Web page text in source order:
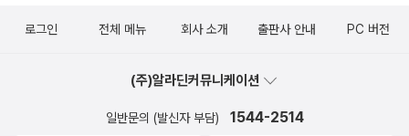
미적분에 대한 개념학습꼼꼼하게 해주기 위해 숨마쿰라우데 수학기
이칸까지 제공했다간 교재가 정말 두툼해지겠다 싶긴 해요~~​​빈칸을
요!!​​단원이 끝나면 exercises A, B로 시험을 대비해 볼 수 있는문제
들을 연습해 볼 수가 있어요. ​​ exercises A에서는 문제에 해당 개념
확실하게 이해하고 다음 단계로 갈 수 있어 좋은 것 같아요.단원으로
문제를 풀어보며 개념이해가 잘 되었고 내실력이 어느 정도인지를 체
넘어가 좀더 깊이있게 사고를 확장해 볼 수 있도록 심화 연계학습을
수 있어요​MATH for ESSAY에서는 수열의 극한의 수학적인 정의
논술, 구술에 관련된 학습 사항을 제시하고<수리 논술, 구술>에도 대
비할 수 있도록 하였어요 당연히 수열의 극한의 학습은 어렵다고 생
로그인 전체 메뉴 회사 소개 출판사 안내 PC 버전
(주)알라딘커뮤니케이션
일반문의 (발신자 부담) 1544-2514